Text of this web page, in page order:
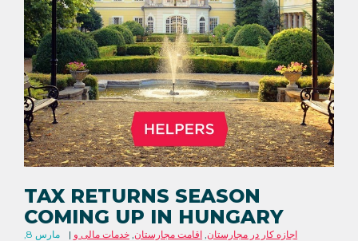
TAX RETURNS SEASON
COMING UP IN HUNGARY
مارس 8,
اجازه کار در مجارستان, اقامت مجارستان, خدمات مالی و